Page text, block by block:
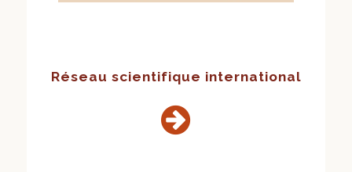
Réseau scientifique international